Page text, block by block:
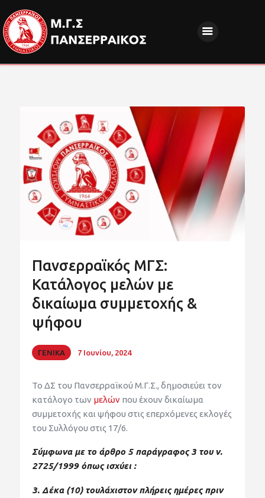
ΑΚΑΔΗΜΙΕΣ
ΦΙΛΑΘΛΟΙ
EUROPEAN PROGRAMS
ΚΟΙΝΩΝΙΚΗ ΕΥΘΥΝΗ
ΧΟΡΗΓΟΙ
FANZONE
Πανσερραϊκός ΜΓΣ:
Κατάλογος μελών με
δικαίωμα συμμετοχής &
ψήφου
ΓΕΝΙΚΑ 7 Ιουνίου, 2024
Το ΔΣ του Πανσερραϊκού Μ.Γ.Σ., δημοσιεύει τον
κατάλογο των μελών που έχουν δικαίωμα
συμμετοχής και ψήφου στις επερχόμενες εκλογές
του Συλλόγου στις 17/6.
Σύμφωνα με το άρθρο 5 παράγραφος 3 του ν.
2725/1999 όπως ισχύει :
3. Δέκα (10) τουλάχιστον πλήρεις ημέρες πριν